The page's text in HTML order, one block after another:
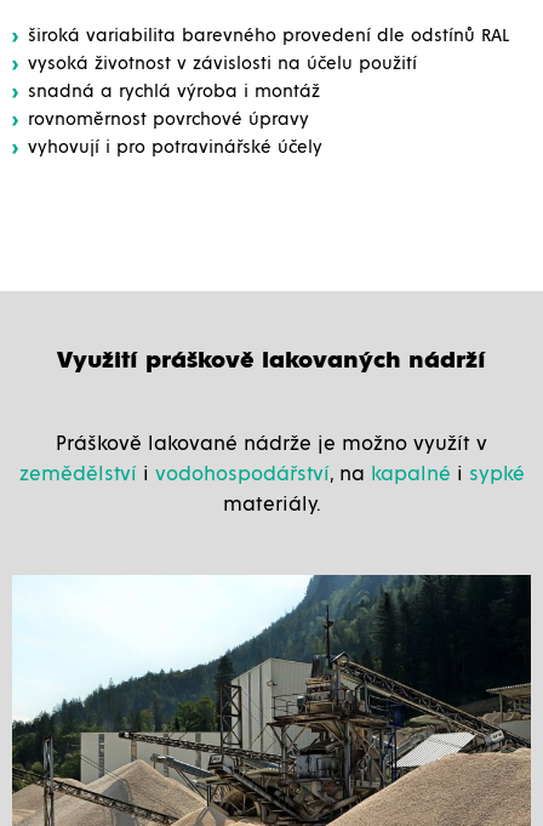
široká variabilita barevného provedení dle odstínů RAL
vysoká životnost v závislosti na účelu použití
snadná a rychlá výroba i montáž
rovnoměrnost povrchové úpravy
vyhovují i pro potravinářské účely
Využití práškově lakovaných nádrží
Práškově lakované nádrže je možno využít v
zemědělství i vodohospodářství, na kapalné i sypké
materiály.